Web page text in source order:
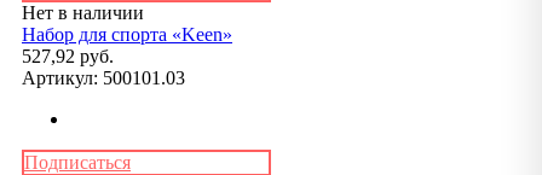
Нет в наличии
Набор для спорта «Keen»
527,92 руб.
Артикул: 500101.03
Подписаться